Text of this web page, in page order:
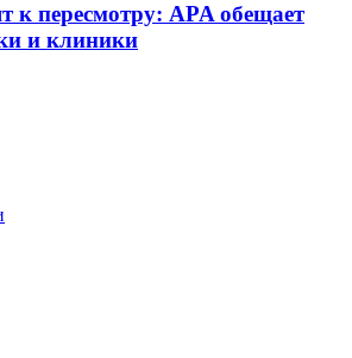
к пересмотру: APA обещает
и клиники